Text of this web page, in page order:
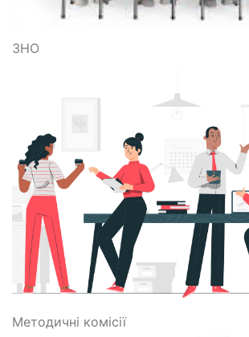
ЗНО
Методичні комісії